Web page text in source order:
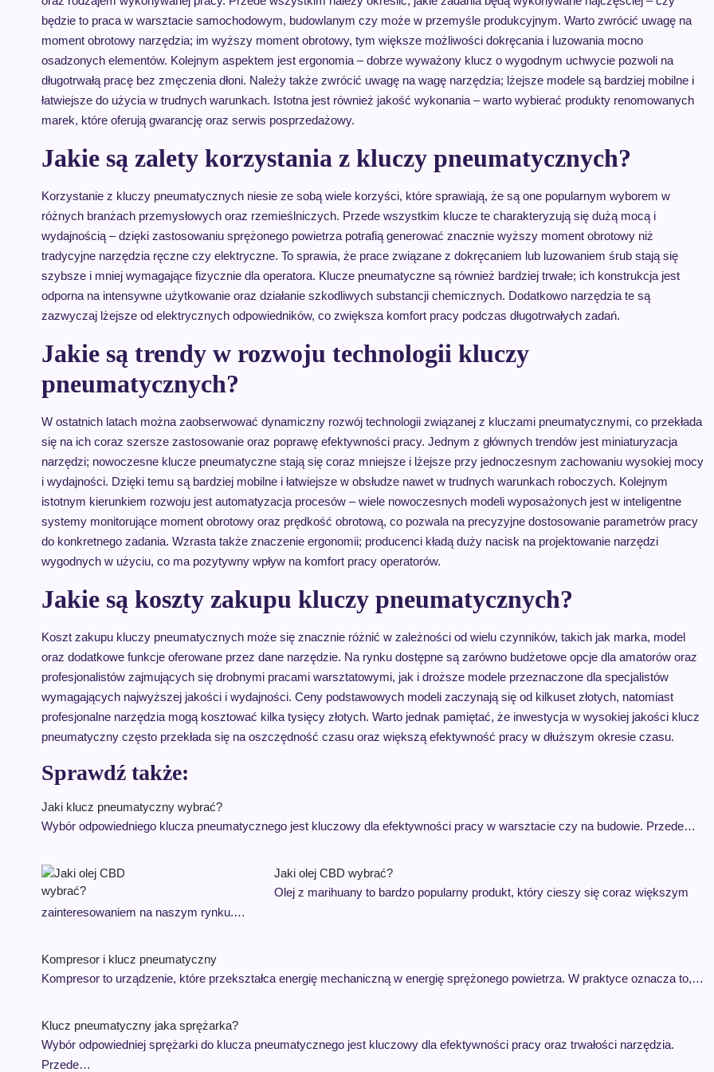
będzie to praca w warsztacie samochodowym, budowlanym czy może w przemyśle produkcyjnym. Warto zwrócić uwagę na
moment obrotowy narzędzia; im wyższy moment obrotowy, tym większe możliwości dokręcania i luzowania mocno
osadzonych elementów. Kolejnym aspektem jest ergonomia – dobrze wyważony klucz o wygodnym uchwycie pozwoli na
długotrwałą pracę bez zmęczenia dłoni. Należy także zwrócić uwagę na wagę narzędzia; lżejsze modele są bardziej mobilne i
łatwiejsze do użycia w trudnych warunkach. Istotna jest również jakość wykonania – warto wybierać produkty renomowanych
marek, które oferują gwarancję oraz serwis posprzedażowy.
Jakie są zalety korzystania z kluczy pneumatycznych?
Korzystanie z kluczy pneumatycznych niesie ze sobą wiele korzyści, które sprawiają, że są one popularnym wyborem w
różnych branżach przemysłowych oraz rzemieślniczych. Przede wszystkim klucze te charakteryzują się dużą mocą i
wydajnością – dzięki zastosowaniu sprężonego powietrza potrafią generować znacznie wyższy moment obrotowy niż
tradycyjne narzędzia ręczne czy elektryczne. To sprawia, że prace związane z dokręcaniem lub luzowaniem śrub stają się
szybsze i mniej wymagające fizycznie dla operatora. Klucze pneumatyczne są również bardziej trwałe; ich konstrukcja jest
odporna na intensywne użytkowanie oraz działanie szkodliwych substancji chemicznych. Dodatkowo narzędzia te są
zazwyczaj lżejsze od elektrycznych odpowiedników, co zwiększa komfort pracy podczas długotrwałych zadań.
Jakie są trendy w rozwoju technologii kluczy
pneumatycznych?
W ostatnich latach można zaobserwować dynamiczny rozwój technologii związanej z kluczami pneumatycznymi, co przekłada
się na ich coraz szersze zastosowanie oraz poprawę efektywności pracy. Jednym z głównych trendów jest miniaturyzacja
narzędzi; nowoczesne klucze pneumatyczne stają się coraz mniejsze i lżejsze przy jednoczesnym zachowaniu wysokiej mocy
i wydajności. Dzięki temu są bardziej mobilne i łatwiejsze w obsłudze nawet w trudnych warunkach roboczych. Kolejnym
istotnym kierunkiem rozwoju jest automatyzacja procesów – wiele nowoczesnych modeli wyposażonych jest w inteligentne
systemy monitorujące moment obrotowy oraz prędkość obrotową, co pozwala na precyzyjne dostosowanie parametrów pracy
do konkretnego zadania. Wzrasta także znaczenie ergonomii; producenci kładą duży nacisk na projektowanie narzędzi
wygodnych w użyciu, co ma pozytywny wpływ na komfort pracy operatorów.
Jakie są koszty zakupu kluczy pneumatycznych?
Koszt zakupu kluczy pneumatycznych może się znacznie różnić w zależności od wielu czynników, takich jak marka, model
oraz dodatkowe funkcje oferowane przez dane narzędzie. Na rynku dostępne są zarówno budżetowe opcje dla amatorów oraz
profesjonalistów zajmujących się drobnymi pracami warsztatowymi, jak i droższe modele przeznaczone dla specjalistów
wymagających najwyższej jakości i wydajności. Ceny podstawowych modeli zaczynają się od kilkuset złotych, natomiast
profesjonalne narzędzia mogą kosztować kilka tysięcy złotych. Warto jednak pamiętać, że inwestycja w wysokiej jakości klucz
pneumatyczny często przekłada się na oszczędność czasu oraz większą efektywność pracy w dłuższym okresie czasu.
Sprawdź także:
Jaki klucz pneumatyczny wybrać?
Wybór odpowiedniego klucza pneumatycznego jest kluczowy dla efektywności pracy w warsztacie czy na budowie. Przede…
Jaki olej CBD wybrać?
Olej z marihuany to bardzo popularny produkt, który cieszy się coraz większym
zainteresowaniem na naszym rynku.…
Kompresor i klucz pneumatyczny
Kompresor to urządzenie, które przekształca energię mechaniczną w energię sprężonego powietrza. W praktyce oznacza to,…
Klucz pneumatyczny jaka sprężarka?
Wybór odpowiedniej sprężarki do klucza pneumatycznego jest kluczowy dla efektywności pracy oraz trwałości narzędzia.
Przede…